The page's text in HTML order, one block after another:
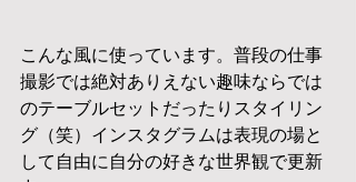
こんな風に使っています。普段の仕事
撮影では絶対ありえない趣味ならでは
のテーブルセットだったりスタイリン
グ（笑）インスタグラムは表現の場と
して自由に自分の好きな世界観で更新